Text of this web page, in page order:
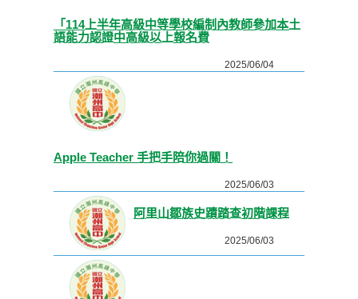
「114上半年高級中等學校編制內教師參加本土
語能力認證中高級以上報名費
2025/06/04
Apple Teacher 手把手陪你過關！
2025/06/03
阿里山鄒族史蹟踏查初階課程
2025/06/03